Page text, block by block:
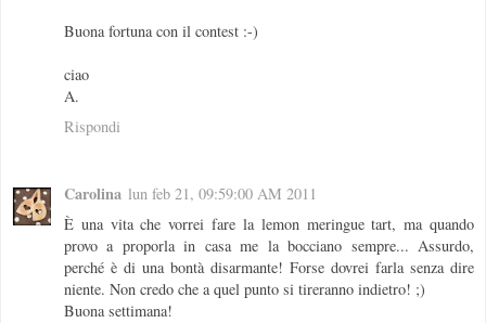
Buona fortuna con il contest :-)
ciao
A.
Rispondi
Carolina lun feb 21, 09:59:00 AM 2011
È una vita che vorrei fare la lemon meringue tart, ma quando
provo a proporla in casa me la bocciano sempre... Assurdo,
perché è di una bontà disarmante! Forse dovrei farla senza dire
niente. Non credo che a quel punto si tireranno indietro! ;)
Buona settimana!